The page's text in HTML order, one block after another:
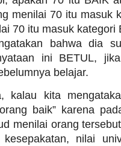
menilai 70 itu masuk
70 itu masuk kategori
bahwa dia
ini BETUL,
belajar.
kalau kita
baik” karena
menilai orang
nilai